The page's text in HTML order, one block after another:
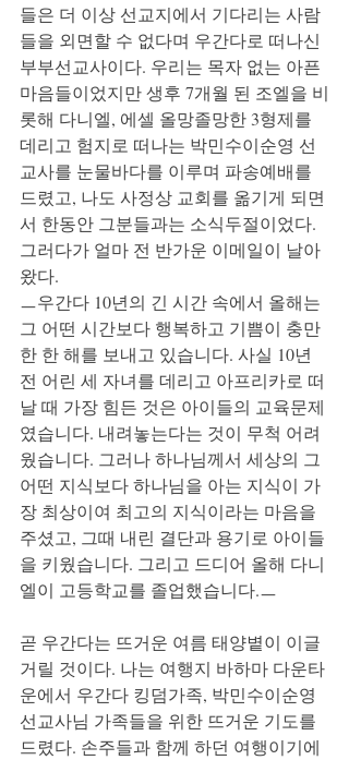
들은 더 이상 선교지에서 기다리는 사람
들을 외면할 수 없다며 우간다로 떠나신
부부선교사이다. 우리는 목자 없는 아픈
마음들이었지만 생후 7개월 된 조엘을 비
롯해 다니엘, 에셀 올망졸망한 3형제를
데리고 험지로 떠나는 박민수이순영 선
교사를 눈물바다를 이루며 파송예배를
드렸고, 나도 사정상 교회를 옮기게 되면
서 한동안 그분들과는 소식두절이었다.
그러다가 얼마 전 반가운 이메일이 날아
왔다.
ㅡ우간다 10년의 긴 시간 속에서 올해는
그 어떤 시간보다 행복하고 기쁨이 충만
한 한 해를 보내고 있습니다. 사실 10년
전 어린 세 자녀를 데리고 아프리카로 떠
날 때 가장 힘든 것은 아이들의 교육문제
였습니다. 내려놓는다는 것이 무척 어려
웠습니다. 그러나 하나님께서 세상의 그
어떤 지식보다 하나님을 아는 지식이 가
장 최상이여 최고의 지식이라는 마음을
주셨고, 그때 내린 결단과 용기로 아이들
을 키웠습니다. 그리고 드디어 올해 다니
엘이 고등학교를 졸업했습니다.ㅡ
곧 우간다는 뜨거운 여름 태양볕이 이글
거릴 것이다. 나는 여행지 바하마 다운타
운에서 우간다 킹덤가족, 박민수이순영
선교사님 가족들을 위한 뜨거운 기도를
드렸다. 손주들과 함께 하던 여행이기에